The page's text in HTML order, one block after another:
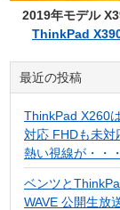
2019年モデル
ThinkPad
最近の投稿
ThinkPad X260
対応 FHDも未対
熱い視線が・・・
ベンツと
WAVE 公開生放